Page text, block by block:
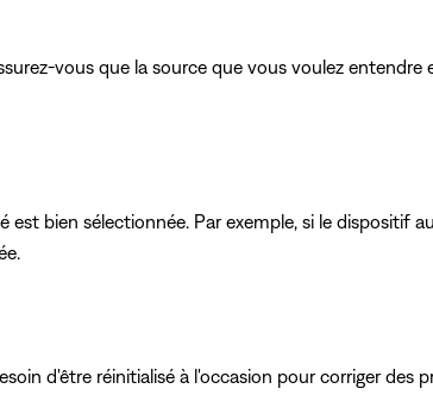
vous que la source que vous voulez entendre
bien sélectionnée. Par exemple, si le dispositif
d'être réinitialisé à l'occasion pour corriger des